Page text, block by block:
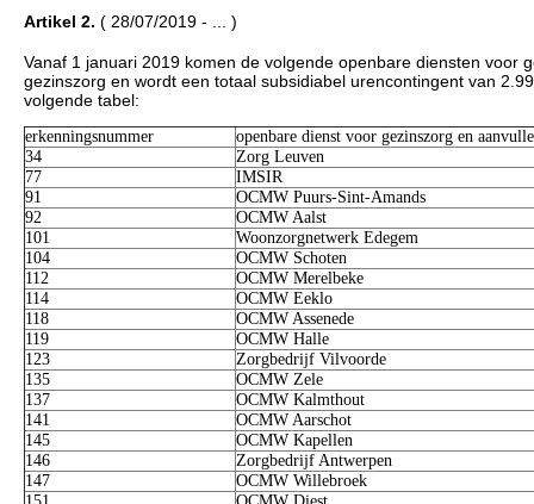
Artikel 2. ( 28/07/2019 - ... )
Vanaf 1 januari 2019 komen de volgende openbare diensten voor
gezinszorg en wordt een totaal subsidiabel urencontingent van
volgende tabel:
erkenningsnummer
openbare dienst voor gezinszorg en
34
Zorg Leuven
77
IMSIR
91
OCMW Puurs-Sint-Amands
92
OCMW Aalst
101
Woonzorgnetwerk Edegem
104
OCMW Schoten
112
OCMW Merelbeke
114
OCMW Eeklo
118
OCMW Assenede
119
OCMW Halle
123
Zorgbedrijf Vilvoorde
135
OCMW Zele
137
OCMW Kalmthout
141
OCMW Aarschot
145
OCMW Kapellen
146
Zorgbedrijf Antwerpen
147
OCMW Willebroek
151
OCMW Diest